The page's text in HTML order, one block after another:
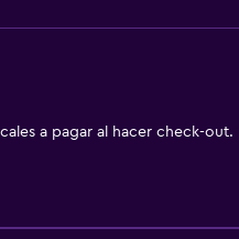
a pagar al hacer check-out.